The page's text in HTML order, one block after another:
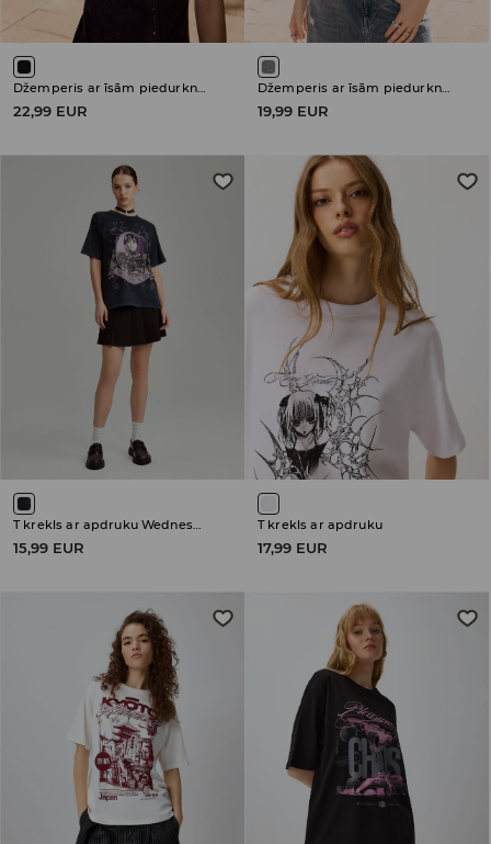
Džemperis ar īsām piedurknēm
22,99 EUR
Džemperis ar īsām piedurknēm
19,99 EUR
T krekls ar apdruku Wednesday
15,99 EUR
T krekls ar apdruku
17,99 EUR